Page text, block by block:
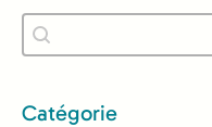
Recherche
Rechercher
Catégorie